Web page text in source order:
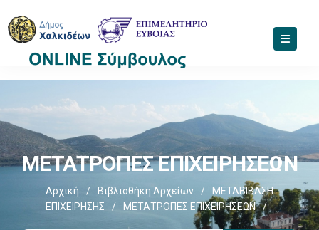
ΜΕΤΑΤΡΟΠΕΣ ΕΠΙΧΕΙΡΗΣΕΩΝ
Αρχική / Βιβλιοθήκη Αρχείων /
ΜΕΤΑΒΙΒΑΣΗ
ΕΠΙΧΕIΡΗΣΗΣ
/ ΜΕΤΑΤΡΟΠΕΣ ΕΠΙΧΕΙΡΗΣΕΩΝ /